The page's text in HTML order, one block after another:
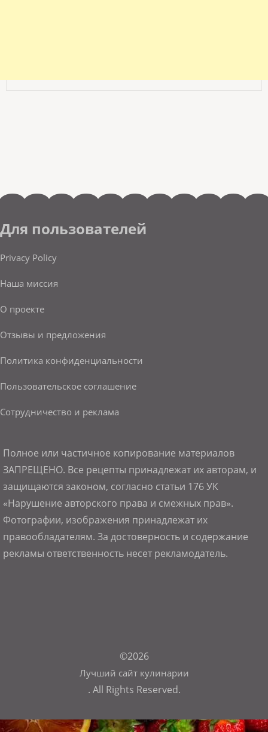
Для пользователей
Privacy Policy
Наша миссия
О проекте
Отзывы и предложения
Политика конфиденциальности
Пользовательское соглашение
Сотрудничество и реклама
Полное или частичное копирование материалов
ЗАПРЕЩЕНО. Все рецепты принадлежат их авторам, и
защищаются законом, согласно статьи 176 УК
«Нарушение авторского права и смежных прав».
Фотографии, изображения принадлежат их
правообладателям. За достоверность и содержание
рекламы ответственность несет рекламодатель.
©2026
Лучший сайт кулинарии
. All Rights Reserved.